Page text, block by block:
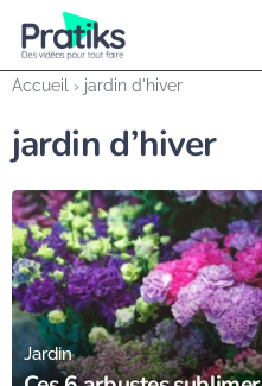
Accueil › jardin d'hiver
jardin d’hiver
Jardin